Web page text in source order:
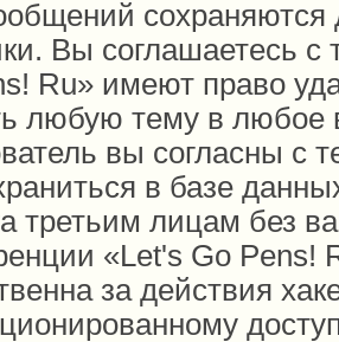
Вы соглашаетесь
Ru» имеют право
любую тему в любое
вы согласны с
в базе
третьим лицам без
«Let's Go Pens!
за действия